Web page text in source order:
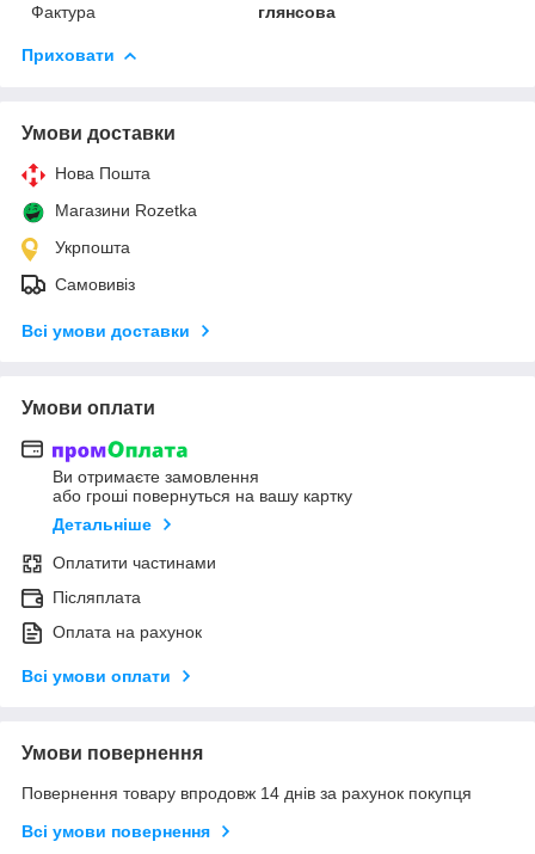
Фактура
глянсова
Приховати
Умови доставки
Нова Пошта
Магазини Rozetka
Укрпошта
Самовивіз
Всі умови доставки
Умови оплати
Ви отримаєте замовлення
або гроші повернуться на вашу картку
Детальніше
Оплатити частинами
Післяплата
Оплата на рахунок
Всі умови оплати
Умови повернення
Повернення товару впродовж 14 днів за рахунок покупця
Всі умови повернення